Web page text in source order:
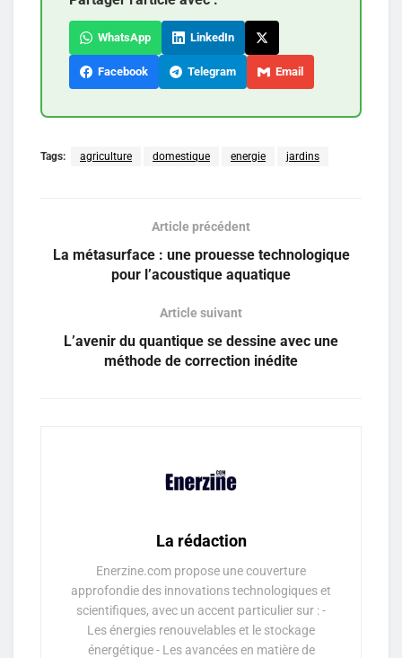
WhatsApp LinkedIn
Facebook Telegram Email
Tags: agriculture domestique energie jardins
Article précédent
La métasurface : une prouesse technologique
pour l’acoustique aquatique
Article suivant
L’avenir du quantique se dessine avec une
méthode de correction inédite
La rédaction
Enerzine.com propose une couverture
approfondie des innovations technologiques et
scientifiques, avec un accent particulier sur : -
Les énergies renouvelables et le stockage
énergétique - Les avancées en matière de